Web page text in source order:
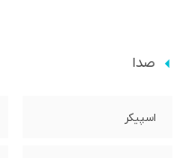
صدا
اسپیکر